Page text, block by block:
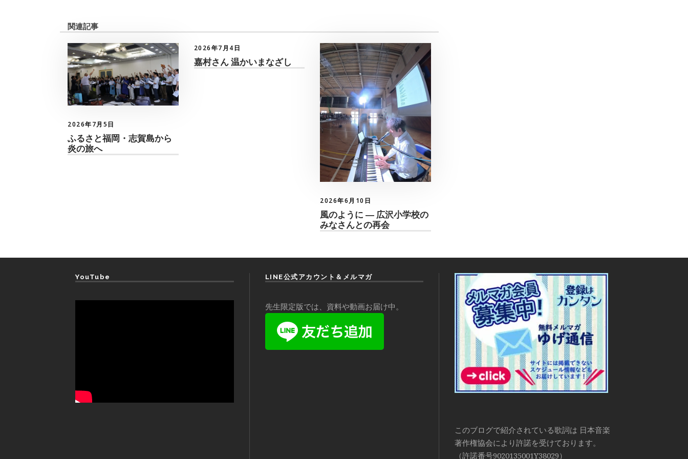
関連記事
2026年7月5日
ふるさと福岡・志賀島から
炎の旅へ
2026年7月4日
嘉村さん 温かいまなざし
2026年6月10日
風のように ― 広沢小学校の
みなさんとの再会
YouTube LINE公式アカウント＆メルマガ
先生限定版では、資料や動画お届け中。
このブログで紹介されている歌詞は 日本音楽
著作権協会により許諾を受けております。
（許諾番号9020135001Y38029）